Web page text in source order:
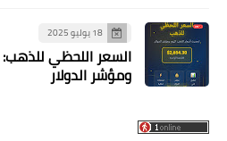
18 يوليو 2025
السعر اللحظي
ومؤشر الدولار